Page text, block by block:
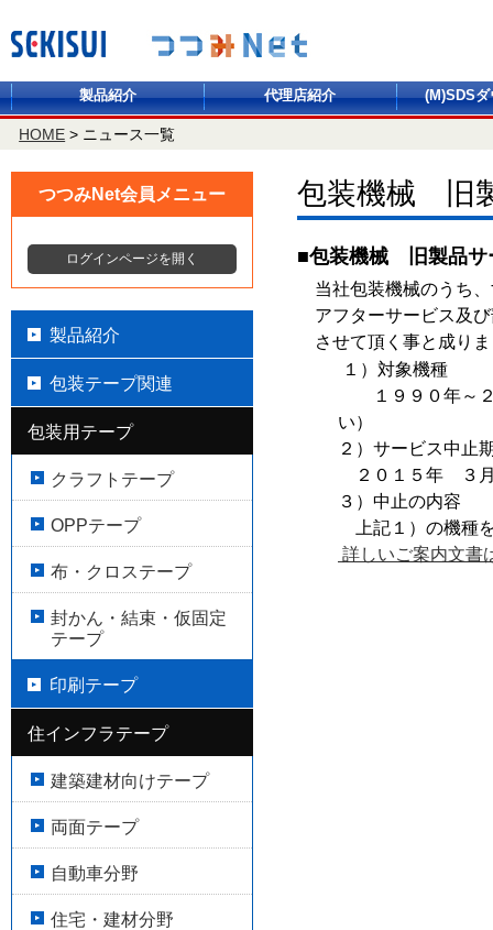
製品紹介 代理店紹介 (M)SDS
HOME > ニュース一覧
包装機械 旧
■包装機械 旧製品サ
当社包装機械のうち、
アフターサービス及び
させて頂く事と成り
１）対象機種
１９９０年～２
い）
２）サービス中止
２０１５年 ３
３）中止の内容
上記１）の機種
詳しいご案内文
つつみNet会員メニュー
ログインページを開く
製品紹介
包装テープ関連
包装用テープ
クラフトテープ
OPPテープ
布・クロステープ
封かん・結束・仮固定
テープ
印刷テープ
住インフラテープ
建築建材向けテープ
両面テープ
自動車分野
住宅・建材分野